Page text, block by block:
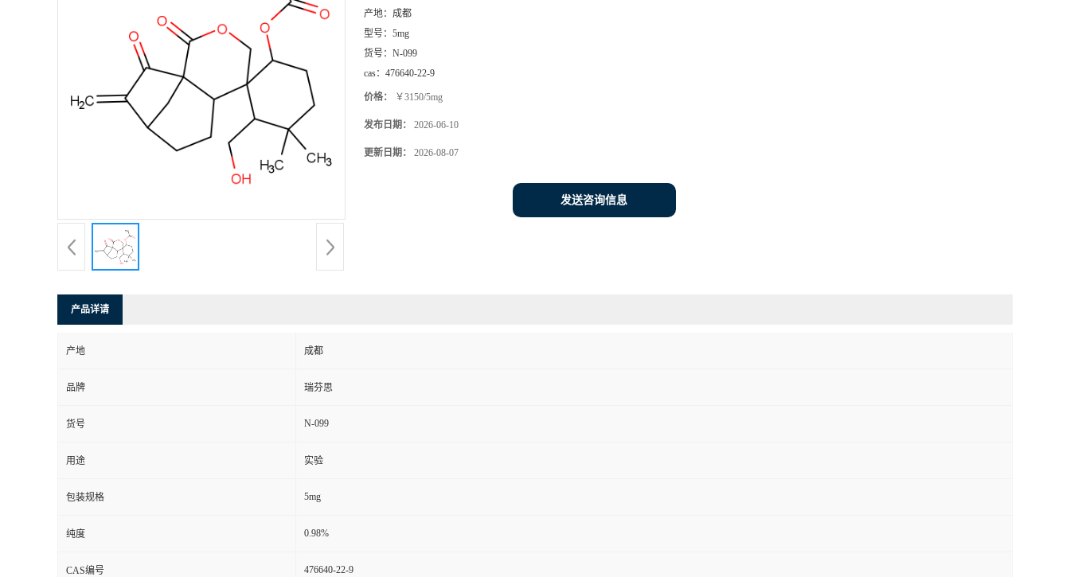
产地： 成都
型号： 5mg
货号： N-099
cas： 476640-22-9
价格： ￥3150/5mg
发布日期： 2026-06-10
更新日期： 2026-08-07
发送咨询信息
产品详请
产地 成都
品牌 瑞芬思
货号 N-099
用途 实验
包装规格 5mg
纯度 0.98%
CAS编号 476640-22-9